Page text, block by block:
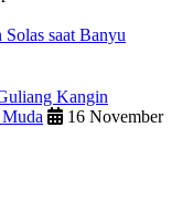
saat Banyu
Kangin
16 November